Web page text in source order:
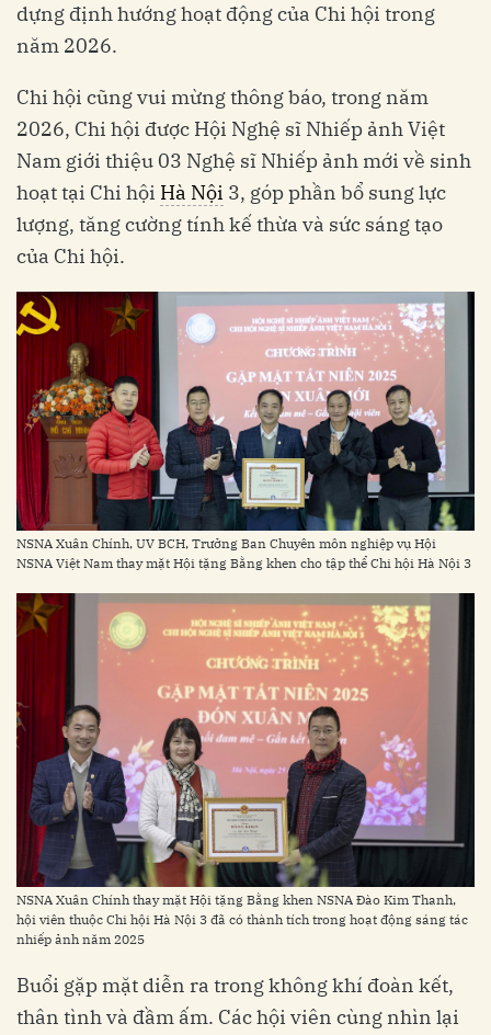
dựng định hướng hoạt động của Chi hội trong
năm 2026.
Chi hội cũng vui mừng thông báo, trong năm
2026, Chi hội được Hội Nghệ sĩ Nhiếp ảnh Việt
Nam giới thiệu 03 Nghệ sĩ Nhiếp ảnh mới về sinh
hoạt tại Chi hội Hà Nội 3, góp phần bổ sung lực
lượng, tăng cường tính kế thừa và sức sáng tạo
của Chi hội.
NSNA Xuân Chính, UV BCH, Trưởng Ban Chuyên môn nghiệp vụ Hội
NSNA Việt Nam thay mặt Hội tặng Bằng khen cho tập thể Chi hội Hà Nội 3
NSNA Xuân Chính thay mặt Hội tặng Bằng khen NSNA Đào Kim Thanh,
hội viên thuộc Chi hội Hà Nội 3 đã có thành tích trong hoạt động sáng tác
nhiếp ảnh năm 2025
Buổi gặp mặt diễn ra trong không khí đoàn kết,
thân tình và đầm ấm. Các hội viên cùng nhìn lại